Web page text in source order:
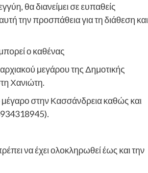
θα διανείμει σε ευπαθείς
την προσπάθεια για τη διάθεση και
ο καθένας
μεγάρου της Δημοτικής
Χανιώτη.
στην Κασσάνδρεια καθώς και
να έχει ολοκληρωθεί έως και την